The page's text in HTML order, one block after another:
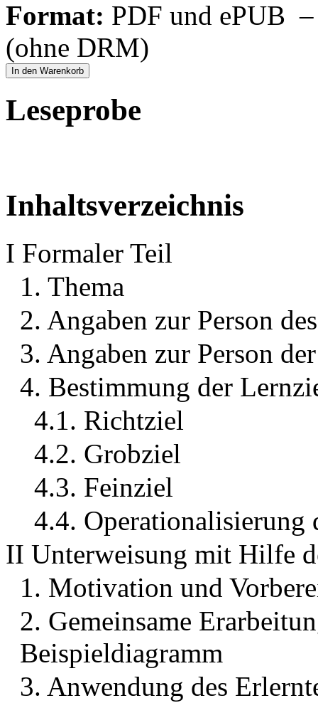
Format: PDF und ePUB
(ohne DRM)
In den Warenkorb
Leseprobe
Inhaltsverzeichnis
I Formaler Teil
1. Thema
2. Angaben zur Person
3. Angaben zur Person
4. Bestimmung der
4.1. Richtziel
4.2. Grobziel
4.3. Feinziel
4.4. Operationalisierung
II Unterweisung mit Hilfe
1. Motivation und
2. Gemeinsame
Beispieldiagramm
3. Anwendung des